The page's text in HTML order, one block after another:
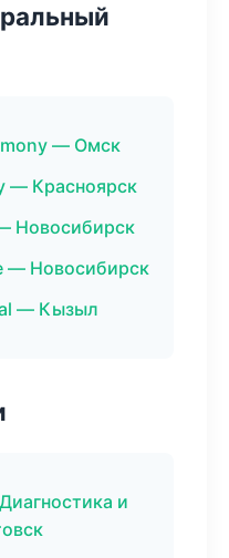
— Омск
— Красноярск
Новосибирск
— Новосибирск
— Кызыл
и